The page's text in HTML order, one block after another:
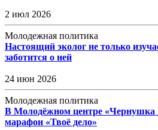
2 июл 2026
Молодежная политика
Настоящий эколог не только
заботится о ней
24 июн 2026
Молодежная политика
В Молодёжном центре «Чернушка
марафон «Твоё дело»